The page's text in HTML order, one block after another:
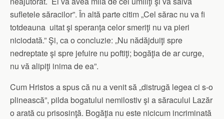
sufletele săracilor”. În altă parte citim „Cel sărac nu va fi
totdeauna uitat şi speranţa celor smeriţi nu va pieri
niciodată.” Şi, ca o concluzie: „Nu nădăjduiţi spre
nedreptate şi spre jefuire nu poftiţi; bogăţia de ar curge,
nu vă alipiţi inima de ea”.
Cum Hristos a spus că nu a venit să „distrugă legea ci s-o
plinească”, pilda bogatului nemilostiv şi a săracului Lazăr
o arată cu prisosinţă. Bogăţia nu este nicicum incriminată